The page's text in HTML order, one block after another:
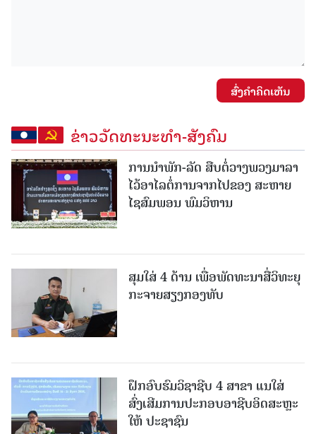
ສົ່ງຄໍາຄິດເຫັນ
ຂ່າວວັດທະນະທຳ-ສັງຄົມ
ການນໍາພັກ-ລັດ ສືບຕໍ່ວາງພວງມາລາ
ໄວ້ອາໄລຕໍ່ການຈາກໄປຂອງ ສະຫາຍ
ໄຊສົມພອນ ພົມວິຫານ
ສຸມໃສ່ 4 ດ້ານ ເພື່ອພັດທະນາສື່ວິທະຍຸ
ກະຈາຍສຽງກອງທັບ
ຝຶກອົບຮົມວິຊາຊີບ 4 ສາຂາ ແນໃສ່
ສົ່ງເສີມການປະກອບອາຊີບອິດສະຫຼະ
ໃຫ້ ປະຊາຊົນ